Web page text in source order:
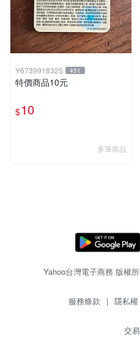
Y6739918325 451
特價商品10元
$10
多筆商品
Yahoo台灣電子商務 版權
服務條款 | 隱私權
交